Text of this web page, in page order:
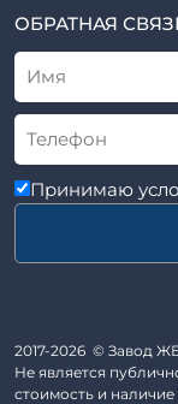
Трубы
Приставки
ГОСТ 14295-75
Лестничные
Автопавильоны
Анкера
Балки
Блоки
Кабины
ТУ
Альбом
ОБРАТНАЯ
Принимаю
2017-2026 © Завод
Не является
стоимость и наличие